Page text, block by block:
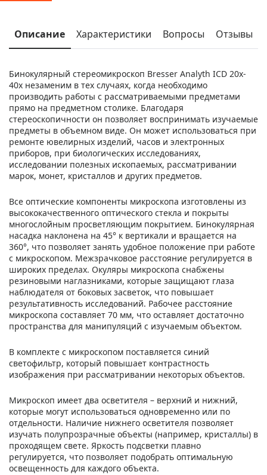
Описание Характеристики Вопросы Отзывы
Бинокулярный стереомикроскоп Bresser Analyth ICD 20x-
40x незаменим в тех случаях, когда необходимо
производить работы с рассматриваемыми предметами
прямо на предметном столике. Благодаря
стереоскопичности он позволяет воспринимать изучаемые
предметы в объемном виде. Он может использоваться при
ремонте ювелирных изделий, часов и электронных
приборов, при биологических исследованиях,
исследовании полезных ископаемых, рассматривании
марок, монет, кристаллов и других предметов.
Все оптические компоненты микроскопа изготовлены из
высококачественного оптического стекла и покрыты
многослойным просветляющим покрытием. Бинокулярная
насадка наклонена на 45° к вертикали и вращается на
360°, что позволяет занять удобное положение при работе
с микроскопом. Межзрачковое расстояние регулируется в
широких пределах. Окуляры микроскопа снабжены
резиновыми наглазниками, которые защищают глаза
наблюдателя от боковых засветок, что повышает
результативность исследований. Рабочее расстояние
микроскопа составляет 70 мм, что оставляет достаточно
пространства для манипуляций с изучаемым объектом.
В комплекте с микроскопом поставляется синий
светофильтр, который повышает контрастность
изображения при рассматривании некоторых объектов.
Микроскоп имеет два осветителя – верхний и нижний,
которые могут использоваться одновременно или по
отдельности. Наличие нижнего осветителя позволяет
изучать полупрозрачные объекты (например, кристаллы) в
проходящем свете. Яркость подсветки плавно
регулируется, что позволяет подобрать оптимальную
освещенность для каждого объекта.